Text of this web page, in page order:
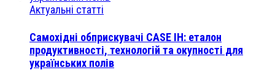
Актуальні статті
Самохідні обприскувачі CASE IH: еталон
продуктивності, технологій та окупності для
українських полів